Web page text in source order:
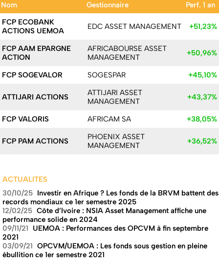
Nom Gestionnaire
Perf. 1 an
FCP ECOBANK
ACTIONS UEMOA
EDC ASSET MANAGEMENT +51,23%
FCP AAM EPARGNE
ACTION
AFRICABOURSE ASSET
MANAGEMENT
+50,96%
FCP SOGEVALOR SOGESPAR +45,10%
ATTIJARI ACTIONS
ATTIJARI ASSET
MANAGEMENT
+43,37%
FCP VALORIS AFRICAM SA +38,05%
FCP PAM ACTIONS
PHOENIX ASSET
MANAGEMENT
+36,52%
ACTUALITES
30/10/25 Investir en Afrique ? Les fonds de la BRVM battent des
records mondiaux ce 1er semestre 2025
12/02/25 Côte d’Ivoire : NSIA Asset Management affiche une
performance solide en 2024
09/11/21
UEMOA : Performances des OPCVM à fin septembre
2021
03/09/21 OPCVM/UEMOA : Les fonds sous gestion en pleine
ébullition ce 1er semestre 2021